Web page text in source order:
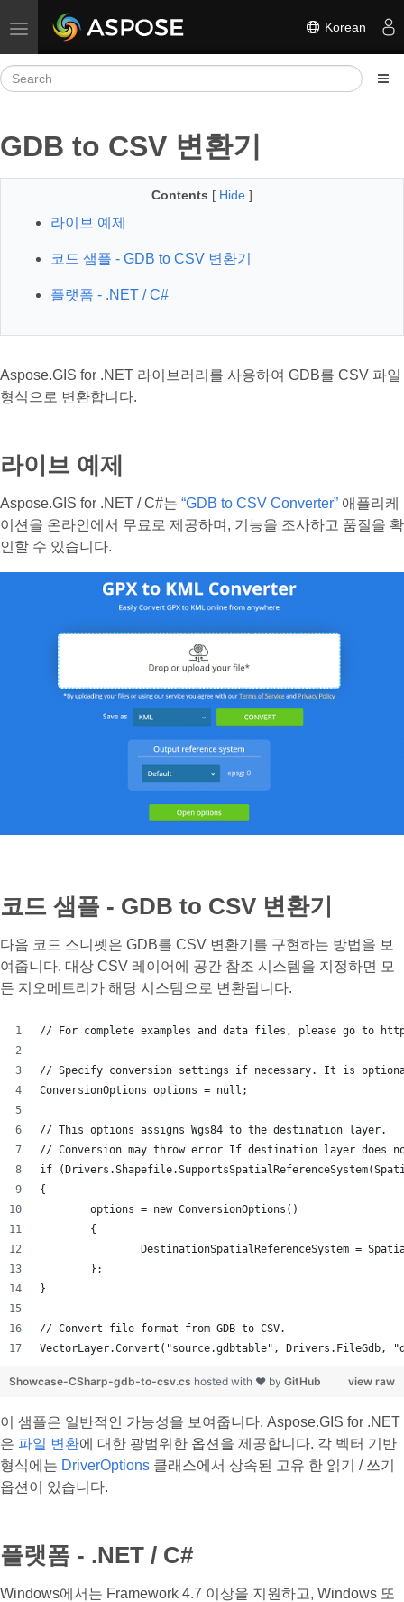
Toggle navigation Korean
GDB to CSV 변환기
Contents [ Hide ]
라이브 예제
코드 샘플 - GDB to CSV 변환기
플랫폼 - .NET / C#
Aspose.GIS for .NET 라이브러리를 사용하여 GDB를 CSV 파일
형식으로 변환합니다.
라이브 예제
Aspose.GIS for .NET / C#는 “GDB to CSV Converter” 애플리케
이션을 온라인에서 무료로 제공하며, 기능을 조사하고 품질을 확
인할 수 있습니다.
코드 샘플 - GDB to CSV 변환기
다음 코드 스니펫은 GDB를 CSV 변환기를 구현하는 방법을 보
여줍니다. 대상 CSV 레이어에 공간 참조 시스템을 지정하면 모
든 지오메트리가 해당 시스템으로 변환됩니다.
// For complete examples and data files, please go to
// Specify conversion settings if necessary. It is
ConversionOptions options = null;
// This options assigns Wgs84 to the destination layer.
// Conversion may throw error If destination layer does
if
{
	options = new ConversionOptions()
	{
DestinationSpatialReferenceSystem =
	};
}
// Convert file format from GDB to CSV.
VectorLayer.Convert("source.gdbtable",
view raw
Showcase-CSharp-gdb-to-csv.cs hosted with ❤ by GitHub
이 샘플은 일반적인 가능성을 보여줍니다. Aspose.GIS for .NET
은 파일 변환에 대한 광범위한 옵션을 제공합니다. 각 벡터 기반
형식에는 DriverOptions 클래스에서 상속된 고유 한 읽기 / 쓰기
옵션이 있습니다.
플랫폼 - .NET / C#
Windows에서는 Framework 4.7 이상을 지원하고, Windows 또